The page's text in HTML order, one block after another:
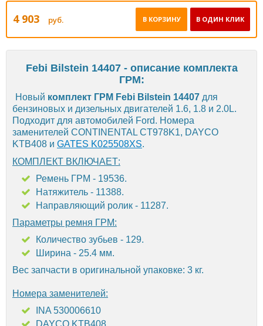
4 903 руб. В ОДИН КЛИК
В КОРЗИНУ
Febi Bilstein 14407 - описание комплекта
ГРМ:
Новый комплект ГРМ Febi Bilstein 14407 для
бензиновых и дизельных двигателей 1.6, 1.8 и 2.0L.
Подходит для автомобилей Ford. Номера
заменителей CONTINENTAL CT978K1, DAYCO
KTB408 и GATES K025508XS.
КОМПЛЕКТ ВКЛЮЧАЕТ:
Ремень ГРМ - 19536.
Натяжитель - 11388.
Направляющий ролик - 11287.
Параметры ремня ГРМ:
Количество зубьев - 129.
Ширина - 25.4 мм.
Вес запчасти в оригинальной упаковке: 3 кг.
Номера заменителей:
INA 530006610